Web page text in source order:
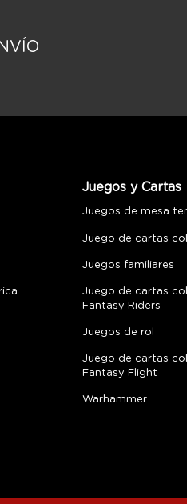
Juegos y Cartas
Juegos de mesa
Juego de cartas
Juegos familiares
Juego de cartas
Fantasy Riders
Juegos de rol
Juego de cartas
Fantasy Flight
Warhammer